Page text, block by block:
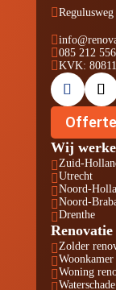


085 212
 KVK:
Wij
Zuid-
Utrecht
Noord-
Noord-
Drenthe
Renovatie
 Zolder

 Woning
